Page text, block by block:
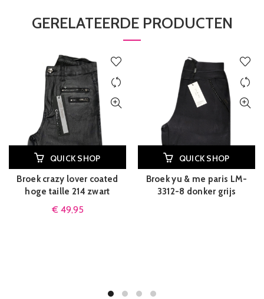
GERELATEERDE PRODUCTEN
QUICK SHOP
Broek crazy lover coated
hoge taille 214 zwart
€ 49,95
QUICK SHOP
Broek yu & me paris LM-
3312-8 donker grijs